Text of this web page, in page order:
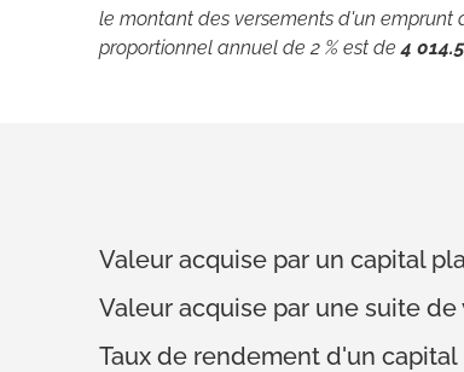
le montant des versements d'un emprunt
proportionnel annuel de 2 % est de4
Valeur acquise par un capital
Valeur acquise par une suite
Taux de rendement d'un capital